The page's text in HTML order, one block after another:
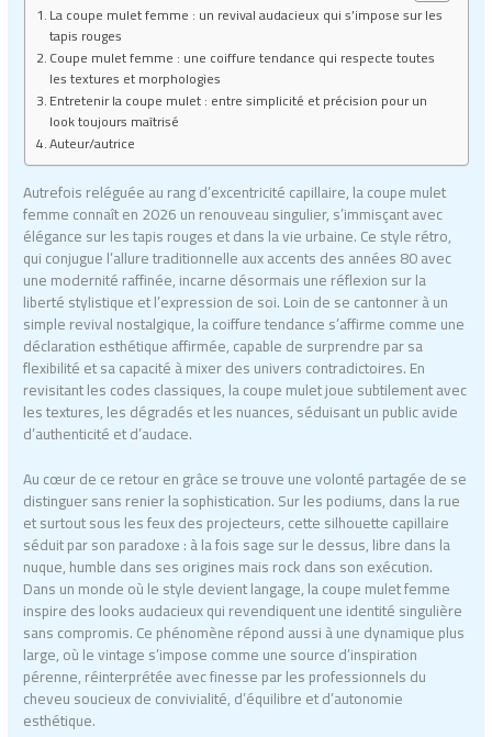
La coupe mulet femme : un revival audacieux qui s’impose sur les
tapis rouges
Coupe mulet femme : une coiffure tendance qui respecte toutes
les textures et morphologies
Entretenir la coupe mulet : entre simplicité et précision pour un
look toujours maîtrisé
Auteur/autrice
Autrefois reléguée au rang d’excentricité capillaire, la coupe mulet
femme connaît en 2026 un renouveau singulier, s’immisçant avec
élégance sur les tapis rouges et dans la vie urbaine. Ce style rétro,
qui conjugue l’allure traditionnelle aux accents des années 80 avec
une modernité raffinée, incarne désormais une réflexion sur la
liberté stylistique et l’expression de soi. Loin de se cantonner à un
simple revival nostalgique, la coiffure tendance s’affirme comme une
déclaration esthétique affirmée, capable de surprendre par sa
flexibilité et sa capacité à mixer des univers contradictoires. En
revisitant les codes classiques, la coupe mulet joue subtilement avec
les textures, les dégradés et les nuances, séduisant un public avide
d’authenticité et d’audace.
Au cœur de ce retour en grâce se trouve une volonté partagée de se
distinguer sans renier la sophistication. Sur les podiums, dans la rue
et surtout sous les feux des projecteurs, cette silhouette capillaire
séduit par son paradoxe : à la fois sage sur le dessus, libre dans la
nuque, humble dans ses origines mais rock dans son exécution.
Dans un monde où le style devient langage, la coupe mulet femme
inspire des looks audacieux qui revendiquent une identité singulière
sans compromis. Ce phénomène répond aussi à une dynamique plus
large, où le vintage s’impose comme une source d’inspiration
pérenne, réinterprétée avec finesse par les professionnels du
cheveu soucieux de convivialité, d’équilibre et d’autonomie
esthétique.